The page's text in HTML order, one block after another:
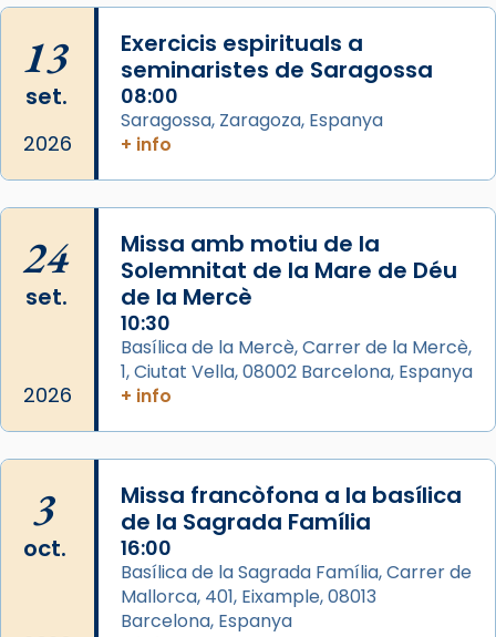
comitè organitzador de la visita apostòlica
del Sant Pare Lleó XIV a Barcelona, i als
col·laboradors, a la Catedral de Barcelona.
L’arquebisbe de Barcelona, el cardenal Joan
📸 Dr. G. Simón
Photo
View on Facebook ·
Arquebisbat de Barcelona
Memòria de les santes Juliana i
Semproniana, verges i màrtirs.
Acompanyant la història de sant Cugat, a
partir de l’Edat Mitjana sorgeix la tradició
que les santes Juliana (“relatiu a Júlia”) i
Semproniana (“relatiu a Semprònia =
13
set.
2026
Exercicis espirituals a
seminaristes de Saragossa
08:00
Saragossa, Zaragoza, Espanya
+ info
24
set.
2026
Missa amb motiu de la
Solemnitat de la Mare de Déu
de la Mercè
10:30
Basílica de la Mercè, Carrer de la Mercè,
1, Ciutat Vella, 08002 Barcelona, Espanya
+ info
3
oct.
Missa francòfona a la basílica
de la Sagrada Família
16:00
Basílica de la Sagrada Família, Carrer de
Mallorca, 401, Eixample, 08013
Barcelona, Espanya